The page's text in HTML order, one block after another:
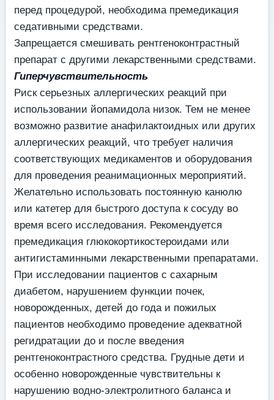
перед процедурой, необходима премедикация
седативными средствами.
Запрещается смешивать рентгеноконтрастный
препарат с другими лекарственными средствами.
Гиперчувствительность
Риск серьезных аллергических реакций при
использовании йопамидола низок. Тем не менее
возможно развитие анафилактоидных или других
аллергических реакций, что требует наличия
соответствующих медикаментов и оборудования
для проведения реанимационных мероприятий.
Желательно использовать постоянную канюлю
или катетер для быстрого доступа к сосуду во
время всего исследования. Рекомендуется
премедикация глюкокортикостероидами или
антигистаминными лекарственными препаратами.
При исследовании пациентов с сахарным
диабетом, нарушением функции почек,
новорожденных, детей до года и пожилых
пациентов необходимо проведение адекватной
регидратации до и после введения
рентгеноконтрастного средства. Грудные дети и
особенно новорожденные чувствительны к
нарушению водно-электролитного баланса и